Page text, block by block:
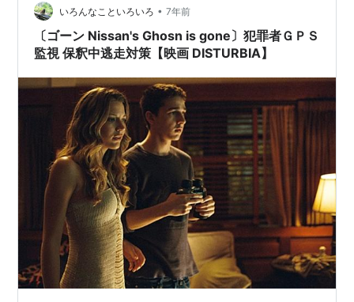
ーーーーーーーーーーーーーーー 検察の捜査は警察とは
違う方面でも進めていくので この…
いろんなこといろいろ • 7年前
〔ゴーン Nissan's Ghosn is gone〕犯罪者ＧＰＳ
監視 保釈中逃走対策【映画 DISTURBIA】